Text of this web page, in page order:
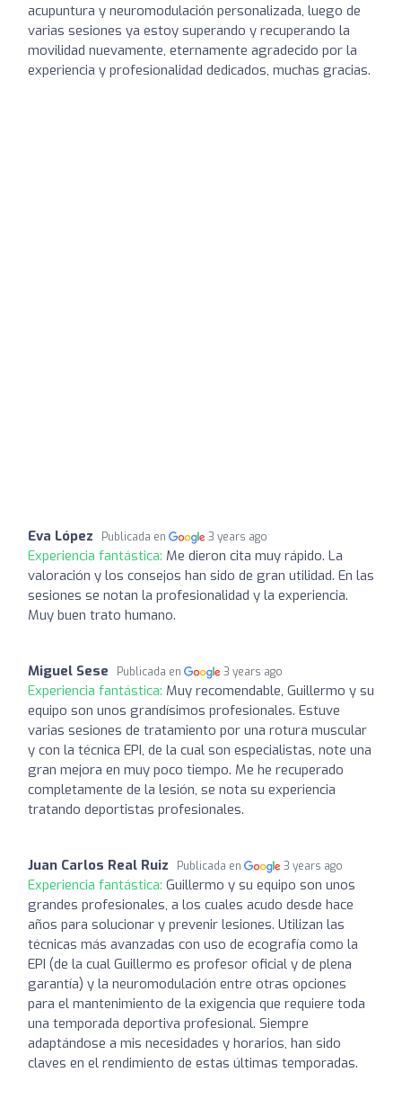
acupuntura y neuromodulación personalizada, luego de
varias sesiones ya estoy superando y recuperando la
movilidad nuevamente, eternamente agradecido por la
experiencia y profesionalidad dedicados, muchas gracias.
Eva López Publicada en 3 years ago
Experiencia fantástica: Me dieron cita muy rápido. La
valoración y los consejos han sido de gran utilidad. En las
sesiones se notan la profesionalidad y la experiencia.
Muy buen trato humano.
Miguel Sese Publicada en 3 years ago
Experiencia fantástica: Muy recomendable, Guillermo y su
equipo son unos grandísimos profesionales. Estuve
varias sesiones de tratamiento por una rotura muscular
y con la técnica EPI, de la cual son especialistas, note una
gran mejora en muy poco tiempo. Me he recuperado
completamente de la lesión, se nota su experiencia
tratando deportistas profesionales.
Juan Carlos Real Ruiz Publicada en 3 years ago
Experiencia fantástica: Guillermo y su equipo son unos
grandes profesionales, a los cuales acudo desde hace
años para solucionar y prevenir lesiones. Utilizan las
técnicas más avanzadas con uso de ecografía como la
EPI (de la cual Guillermo es profesor oficial y de plena
garantía) y la neuromodulación entre otras opciones
para el mantenimiento de la exigencia que requiere toda
una temporada deportiva profesional. Siempre
adaptándose a mis necesidades y horarios, han sido
claves en el rendimiento de estas últimas temporadas.